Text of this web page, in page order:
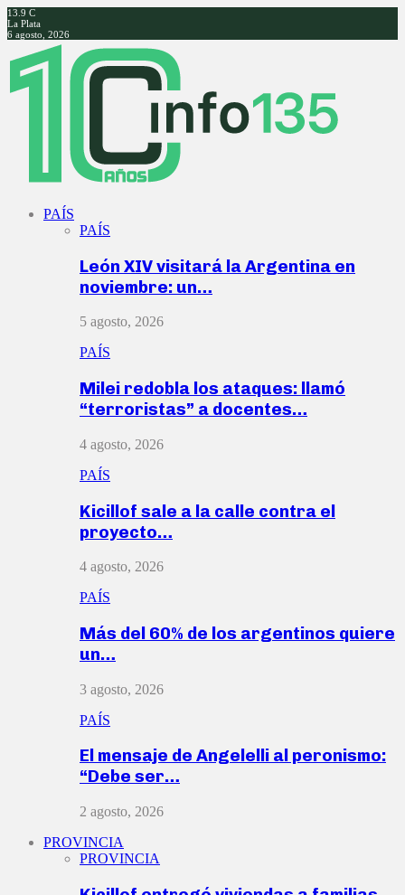
13.9 C
La Plata
6 agosto, 2026
Facebook
Twitter
Instagram
Youtube
PAÍS
PAÍS
León XIV visitará la Argentina en
noviembre: un…
5 agosto, 2026
PAÍS
Milei redobla los ataques: llamó
“terroristas” a docentes…
4 agosto, 2026
PAÍS
Kicillof sale a la calle contra el
proyecto…
4 agosto, 2026
PAÍS
Más del 60% de los argentinos quiere
un…
3 agosto, 2026
PAÍS
El mensaje de Angelelli al peronismo:
“Debe ser…
2 agosto, 2026
PROVINCIA
PROVINCIA